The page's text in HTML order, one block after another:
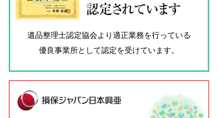
認定されています
遺品整理士認定協会より適正業務を行っている
優良事業所として認定を受けています。